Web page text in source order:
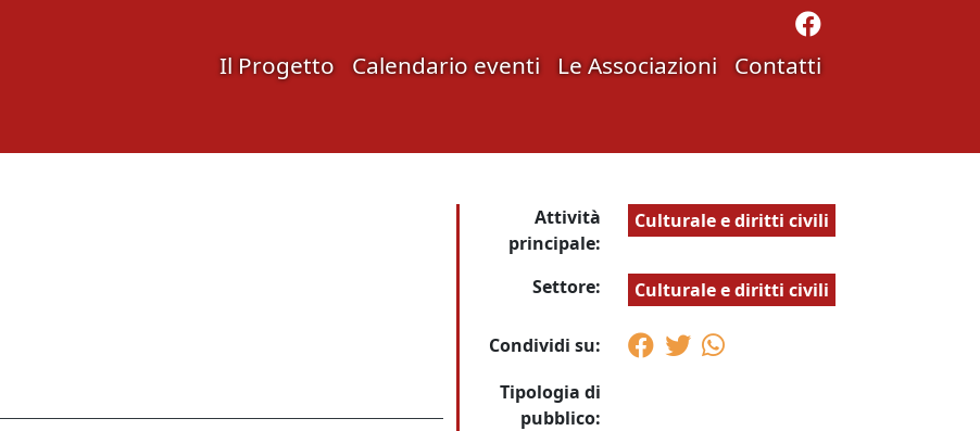
Il Progetto Calendario eventi Le Associazioni Contatti
Attività
principale:
Culturale e diritti civili
Settore: Culturale e diritti civili
Condividi su:
Tipologia di
pubblico: